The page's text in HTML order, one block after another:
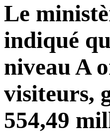
Le
indiqué
niveau A
visiteurs,
554,49